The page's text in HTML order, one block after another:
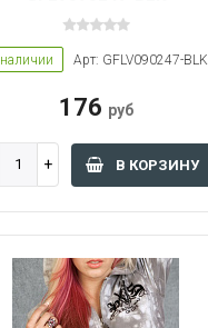
Арт: GFLV090247-BLK
176 руб
В КОРЗИНУ
L Women M